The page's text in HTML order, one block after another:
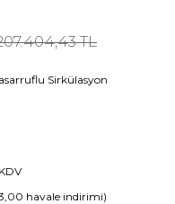
TL
Sirkülasyon
havale indirimi)